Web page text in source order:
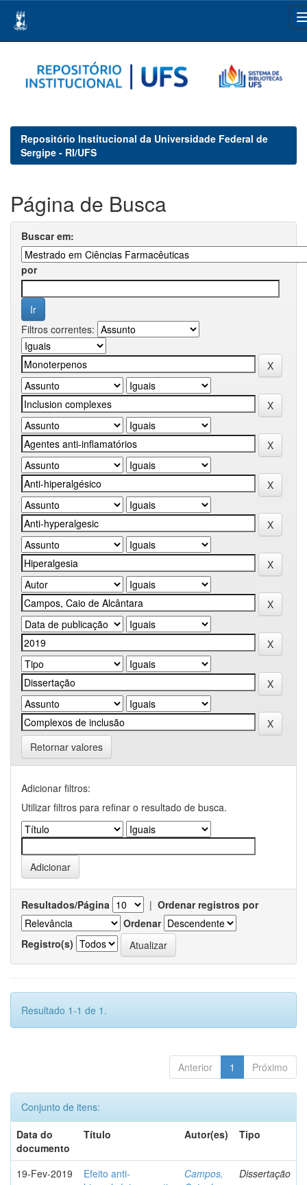
navigation
Repositório Institucional da Universidade Federal de
Sergipe - RI/UFS
Página de Busca
Buscar em:
por
Filtros correntes:
Retornar valores
Adicionar filtros:
Utilizar filtros para refinar o resultado de busca.
Resultados/Página | Ordenar registros por
Ordenar
Registro(s)
Resultado 1-1 de 1.
Anterior 1 Próximo
Conjunto de itens:
Data do
documento
Título Autor(es) Tipo
19-Fev-2019
Efeito anti-
Campos,
Dissertação